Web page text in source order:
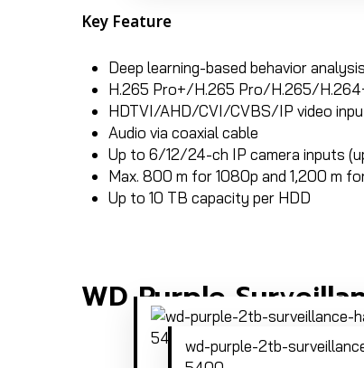
Key Feature
Deep learning-based behavior
H.265 Pro+/H.265 Pro/H.265/
HDTVI/AHD/CVI/CVBS/IP video
Audio via coaxial cable
Up to 6/12/24-ch IP camera inputs
Max. 800 m for 1080p and 1,200 m
Up to 10 TB capacity per HDD
WD Purple
wd-purple-2tb-